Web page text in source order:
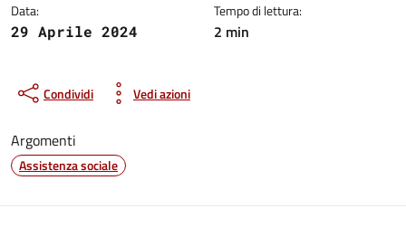
Data:
29 Aprile 2024
Tempo di lettura:
2 min
Condividi Vedi azioni
Argomenti
Assistenza sociale